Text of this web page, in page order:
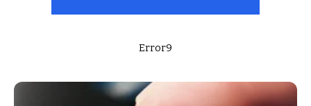
Error9